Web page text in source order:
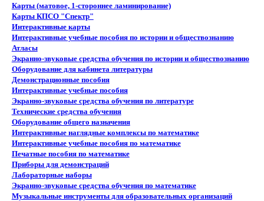
Карты (матовое, 1-стороннее ламинирование)
Карты КПСО "Спектр"
Интерактивные карты
Интерактивные учебные пособия по истории и обществознанию
Атласы
Экранно-звуковые средства обучения по истории и обществознанию
Оборудование для кабинета литературы
Демонстрационные пособия
Интерактивные учебные пособия
Экранно-звуковые средства обучения по литературе
Технические средства обучения
Оборудование общего назначения
Интерактивные наглядные комплексы по математике
Интерактивные учебные пособия по математике
Печатные пособия по математике
Приборы для демонстраций
Лабораторные наборы
Экранно-звуковые средства обучения по математике
Музыкальные инструменты для образовательных организаций